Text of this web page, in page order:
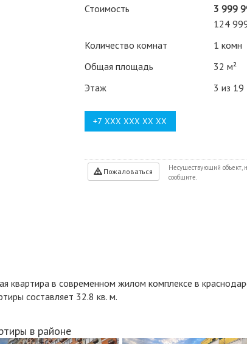
Стоимость
3 999
124
Количество комнат
1 комн
Общая площадь
32 м²
Этаж
3 из 19
Пожаловаться
Несуществующий объект,
сообщите.
квартира в современном жилом комплексе в
составляет 32.8 кв. м.
в районе